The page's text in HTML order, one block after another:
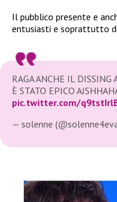
Il pubblico presente e
entusiasti e soprattutto
RAGA ANCHE IL DISSING
È STATO EPICO
pic.twitter.com/
— solenne